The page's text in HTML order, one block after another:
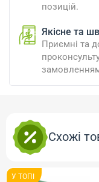
позицій.
Якісне та
Приємні та
Схожі
У ТОПI